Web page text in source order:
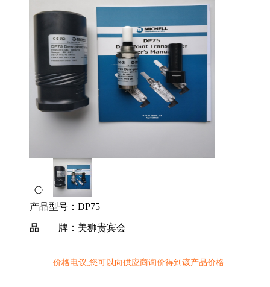
产品型号： DP75
品 牌： 美狮贵宾会
价格电议,您可以向供应商询价得到该产品价格